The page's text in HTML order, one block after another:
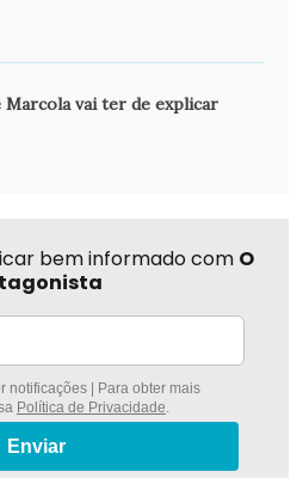
Marcola vai ter de explicar
bem informado com O
notificações | Para obter mais
Política de Privacidade.
Enviar